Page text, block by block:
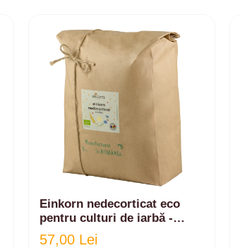
Einkorn nedecorticat eco
pentru culturi de iarbă -
sucuri iarbă de grâu | 3kg
57,00 Lei